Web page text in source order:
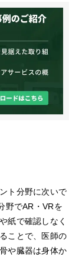
ト分野に次いで
野でAR・VRを
紙で確認しなく
ことで、医師の
や臓器は身体か